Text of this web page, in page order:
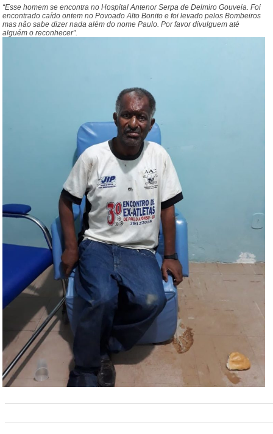
“Esse homem se encontra no Hospital Antenor Serpa de Delmiro Gouveia. Foi
encontrado caído ontem no Povoado Alto Bonito e foi levado pelos Bombeiros
mas não sabe dizer nada além do nome Paulo. Por favor divulguem até
alguém o reconhecer”.